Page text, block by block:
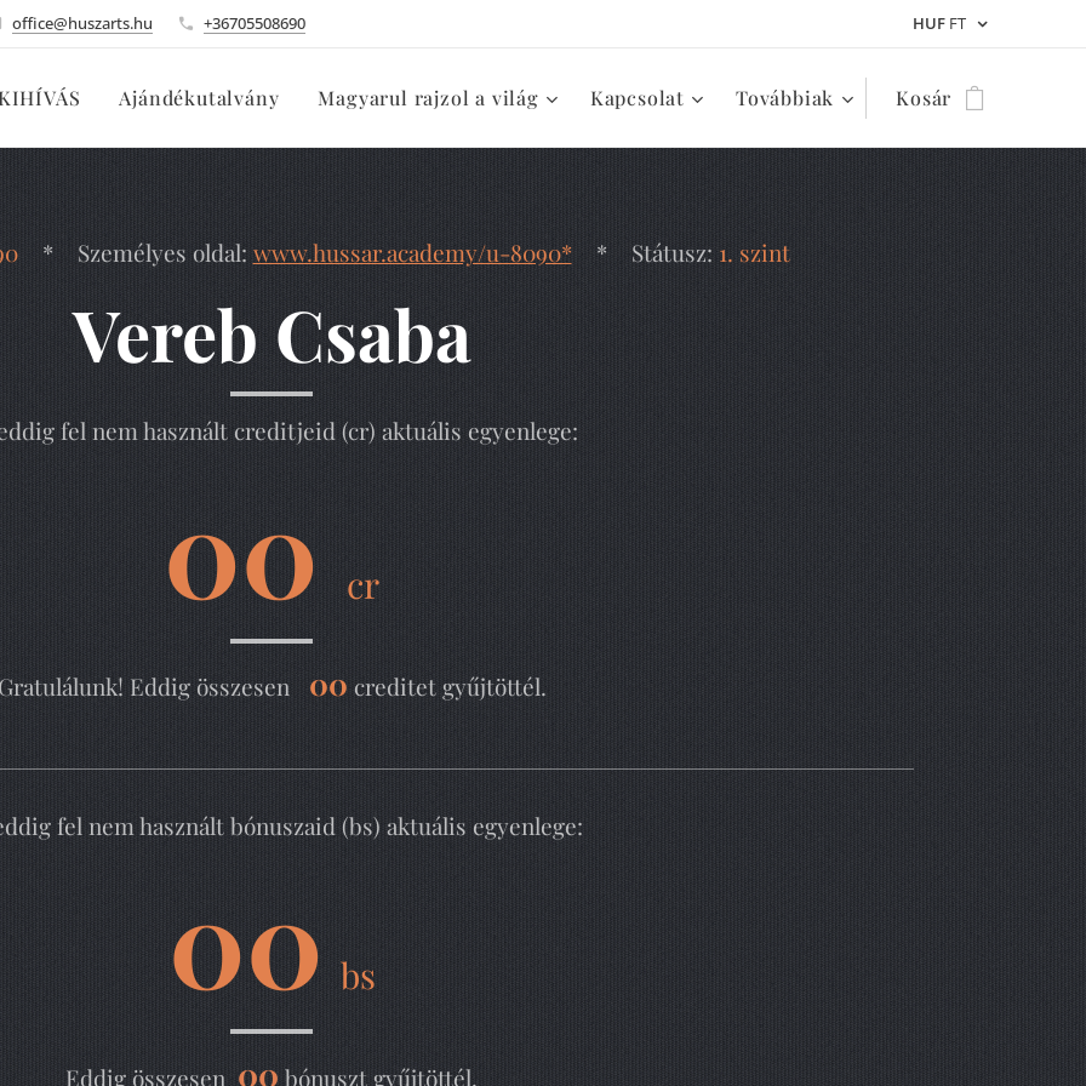
office@huszarts.hu +36705508690 HUF FT
Ajándékutalvány Magyarul rajzol a világ Kapcsolat Továbbiak Kosár
* Személyes oldal: www.hussar.academy/u-8090** Státusz:1. szint
Vereb Csaba
fel nem használt creditjeid (cr) aktuális egyenlege:
00cr
Eddig összesen 00 creditet gyűjtöttél.
fel nem használt bónuszaid (bs) aktuális egyenlege:
00 bs
Eddig összesen00 bónuszt gyűjtöttél.